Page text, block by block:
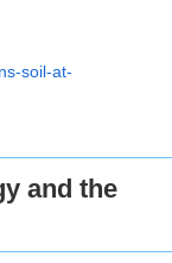
soil-at-
and the